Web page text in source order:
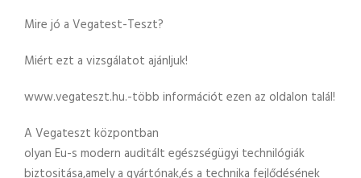
Mire jó a Vegatest-Teszt?
Miért ezt a vizsgálatot ajánljuk!
www.vegateszt.hu.-több információt ezen az oldalon talál!
A Vegateszt központban
olyan Eu-s modern auditált egészségügyi technilógiák
biztositása,amely a gyártónak,és a technika fejlődésének